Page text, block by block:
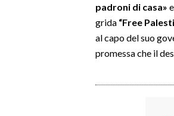
padroni di casa»
grida “Free
al capo del suo
promessa che il